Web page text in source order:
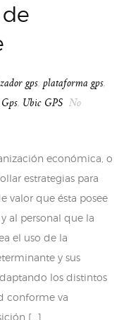
gps, plataforma gps,
, Ubic GPS No
económica, o
estrategias para
valor que ésta posee
al personal que la
el uso de la
y sus
los distintos
conforme va
[…]